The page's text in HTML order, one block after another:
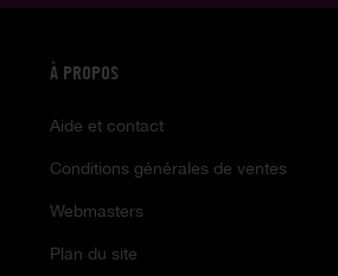
À PROPOS
Aide et contact
Conditions générales de ventes
Webmasters
Plan du site